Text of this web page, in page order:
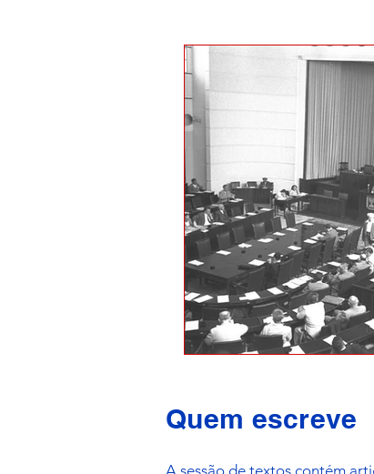
Política Israelense
Quem escreve
A sessão de textos contém